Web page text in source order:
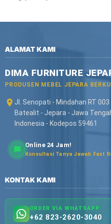
ALAMAT KAMI
DIMA FURNITURE
PRODUSEN MEBEL JEPARA
Jl. Senopati - Mindahan RT 003
Batealit - Jepara - Jawa
Indonesia - Kodepos 59461
Online 24 Jam!
Konsultasi Tanya Jawab Fast
KONTAK KAMI
ORDER VIA WHATSAPP
+62 823-2620-3040